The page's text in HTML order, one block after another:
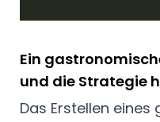
Ein
und die Strategie
Das Erstellen